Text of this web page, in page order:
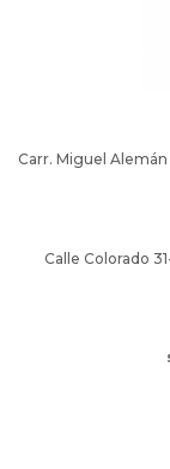
Carr. Miguel Alemán
Calle Colorado